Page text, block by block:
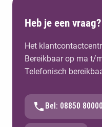
Heb je een vraag?
Het
Bereikbaar op ma t/
Telefonisch
Bel: 08850 80000